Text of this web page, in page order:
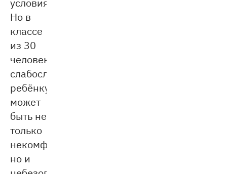
Но в
классе
из 30
человек
слабослышащему
ребёнку
может
быть не
только
некомфортно,
но и